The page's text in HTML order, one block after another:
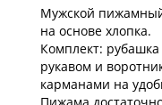
Мужской пижамный
на основе хлопка.
Комплект:
рукавом и
карманами на
Пижама